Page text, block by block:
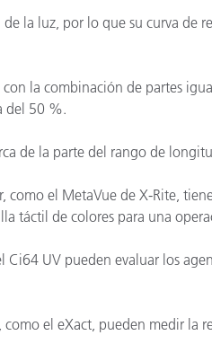
la luz, por lo que su curva de
la combinación de partes
del 50 %.
de la parte del rango de
como el MetaVue de X-Rite,
táctil de colores para una
UV pueden evaluar los
el eXact, pueden medir la